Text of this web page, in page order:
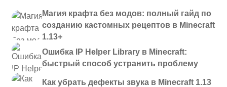
Магия крафта без модов: полный гайд по
созданию кастомных рецептов в Minecraft
1.13+
Ошибка IP Helper Library в Minecraft:
быстрый способ устранить проблему
Как убрать дефекты звука в Minecraft 1.13